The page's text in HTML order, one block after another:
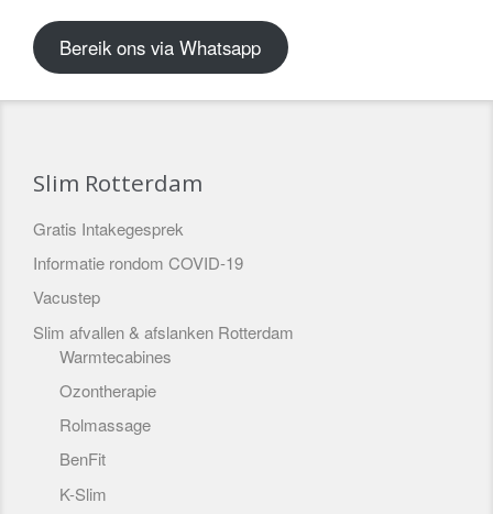
Bereik ons via Whatsapp
Slim Rotterdam
Gratis Intakegesprek
Informatie rondom COVID-19
Vacustep
Slim afvallen & afslanken Rotterdam
Warmtecabines
Ozontherapie
Rolmassage
BenFit
K-Slim